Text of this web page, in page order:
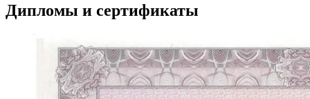
Дипломы и сертификаты